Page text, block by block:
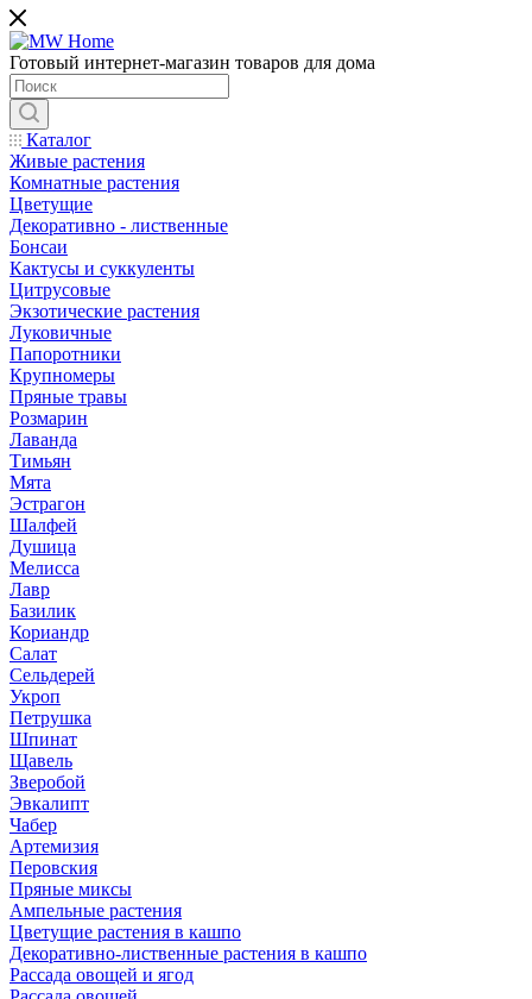
Готовый интернет-магазин товаров для дома
Каталог
Живые растения
Комнатные растения
Цветущие
Декоративно - лиственные
Бонсаи
Кактусы и суккуленты
Цитрусовые
Экзотические растения
Луковичные
Папоротники
Крупномеры
Пряные травы
Розмарин
Лаванда
Тимьян
Мята
Эстрагон
Шалфей
Душица
Мелисса
Лавр
Базилик
Кориандр
Салат
Сельдерей
Укроп
Петрушка
Шпинат
Щавель
Зверобой
Эвкалипт
Чабер
Артемизия
Перовския
Пряные миксы
Ампельные растения
Цветущие растения в кашпо
Декоративно-лиственные растения в кашпо
Рассада овощей и ягод